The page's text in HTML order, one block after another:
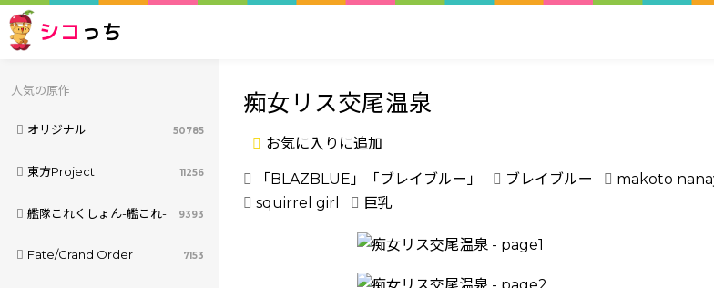
シコ っち
人気の原作
オリジナル 50785
東方Project 11256
艦隊これくしょん-艦これ- 9393
Fate/Grand Order 7153
痴女リス交尾温泉
お気に入りに追加
「BLAZBLUE」「ブレイブルー」 ブレイブルー makoto
squirrel girl
巨乳